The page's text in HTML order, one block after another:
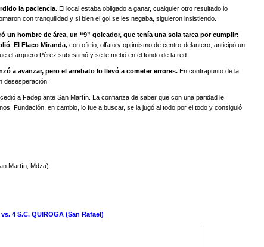
la paciencia. El local estaba obligado a ganar, cualquier otro resultado lo
con tranquilidad y si bien el gol se les negaba, siguieron insistiendo.
un hombre de área, un “9” goleador, que tenía una sola tarea por cumplir:
. El Flaco Miranda, con oficio, olfato y optimismo de centro-delantero, anticipó un
el arquero Pérez subestimó y se le metió en el fondo de la red.
a avanzar, pero el arrebato lo llevó a cometer errores. En contrapunto de la
desesperación.
a Fadep ante San Martín. La confianza de saber que con una paridad le
Fundación, en cambio, lo fue a buscar, se la jugó al todo por el todo y consiguió
Martín, Mdza)
4 S.C. QUIROGA (San Rafael)